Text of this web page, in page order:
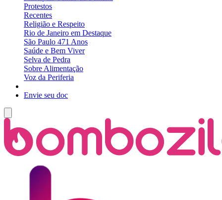
Protestos
Recentes
Religião e Respeito
Rio de Janeiro em Destaque
São Paulo 471 Anos
Saúde e Bem Viver
Selva de Pedra
Sobre Alimentação
Voz da Periferia
Envie seu doc